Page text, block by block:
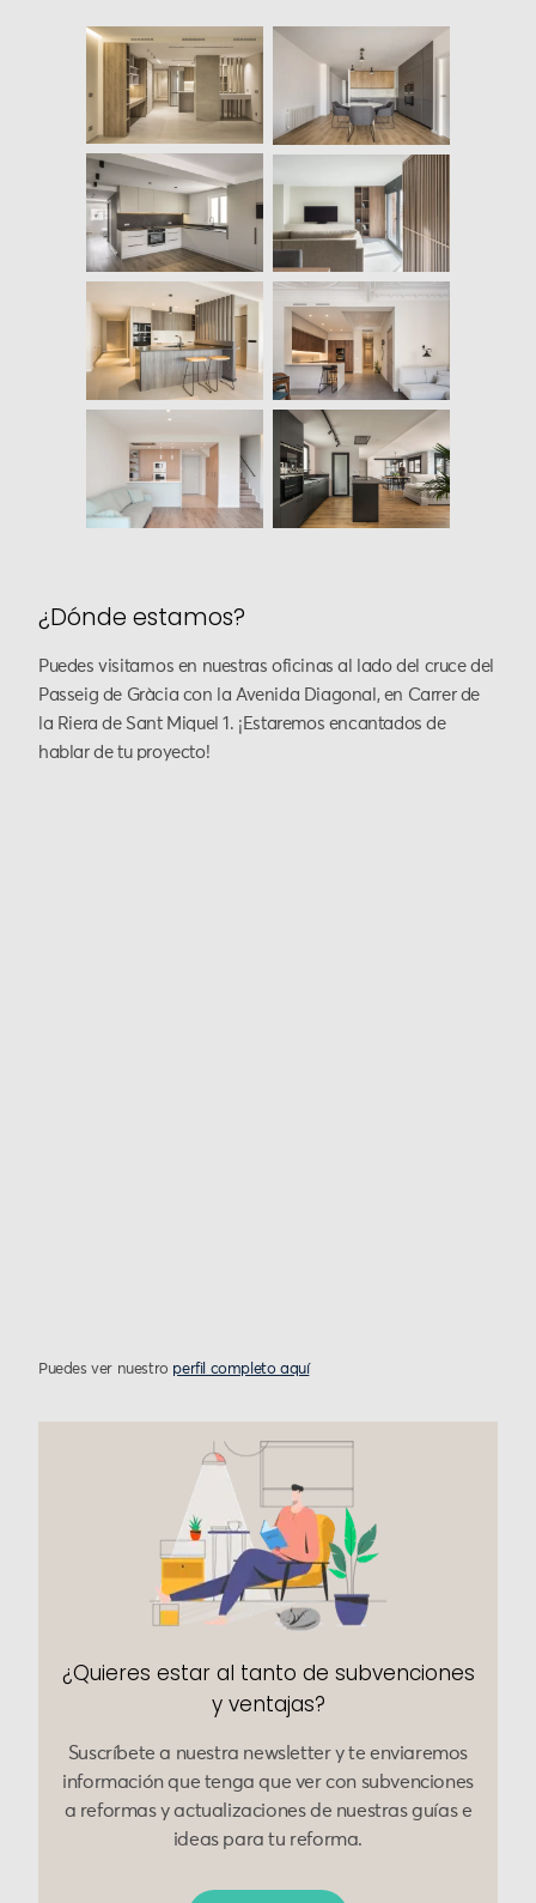
¿Dónde estamos?
Puedes visitarnos en nuestras oficinas al lado del cruce del
Passeig de Gràcia con la Avenida Diagonal, en Carrer de
la Riera de Sant Miquel 1. ¡Estaremos encantados de
hablar de tu proyecto!
Puedes ver nuestro perfil completo aquí
¿Quieres estar al tanto de subvenciones
y ventajas?
Suscríbete a nuestra newsletter y te enviaremos
información que tenga que ver con subvenciones
a reformas y actualizaciones de nuestras guías e
ideas para tu reforma.